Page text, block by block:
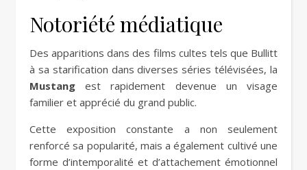
Notoriété médiatique
Des apparitions dans des films cultes tels que Bullitt
à sa starification dans diverses séries télévisées, la
Mustang est rapidement devenue un visage
familier et apprécié du grand public.
Cette exposition constante a non seulement
renforcé sa popularité, mais a également cultivé une
forme d’intemporalité et d’attachement émotionnel